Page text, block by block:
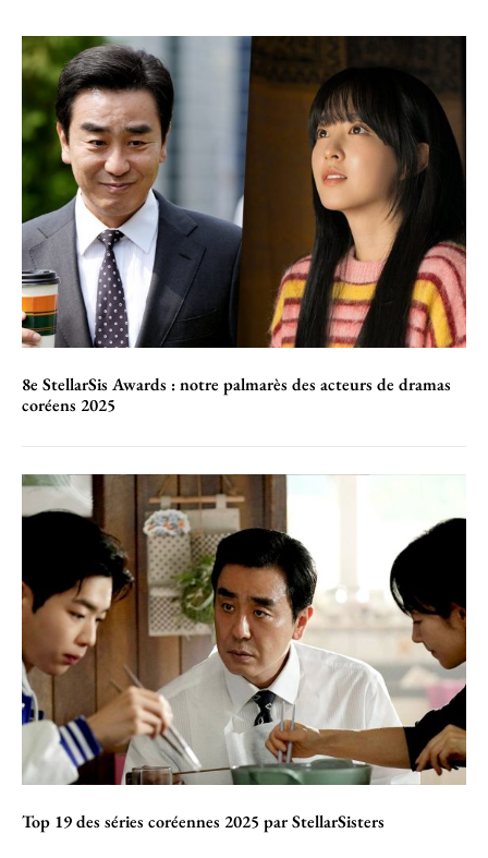
8e StellarSis Awards : notre palmarès des acteurs de dramas
coréens 2025
Top 19 des séries coréennes 2025 par StellarSisters